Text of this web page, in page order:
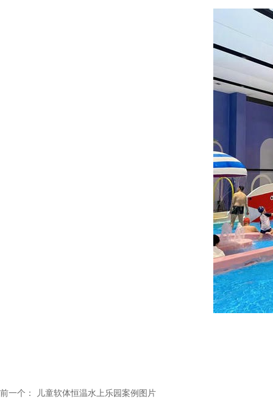
前一个： 儿童软体恒温水上乐园案例图片